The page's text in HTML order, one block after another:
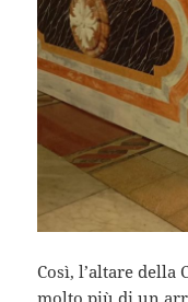
Così, l’altare della